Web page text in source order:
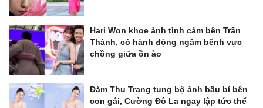
Hari Won khoe ảnh tình cảm bên Trấn
Thành, có hành động ngầm bênh vực
chồng giữa ồn ào
Đàm Thu Trang tung bộ ảnh bầu bí bên
con gái, Cường Đô La ngay lập tức thể